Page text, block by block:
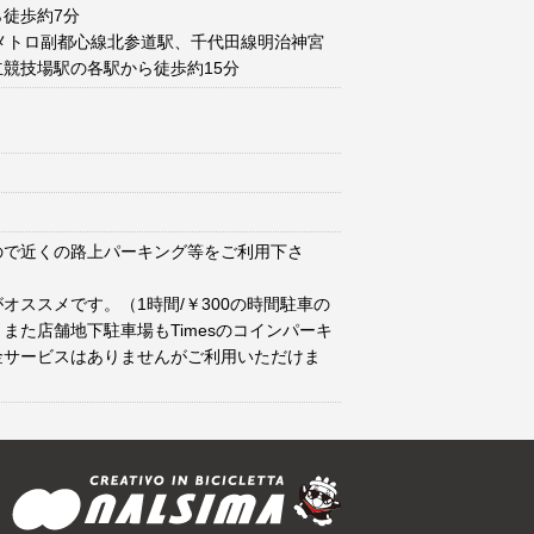
歩約7分
ロ副都心線北参道駅、千代田線明治神宮
技場駅の各駅から徒歩約15分
近くの路上パーキング等をご利用下さ
ススメです。（1時間/￥300の時間駐車の
た店舗地下駐車場もTimesのコインパーキ
ービスはありませんがご利用いただけま